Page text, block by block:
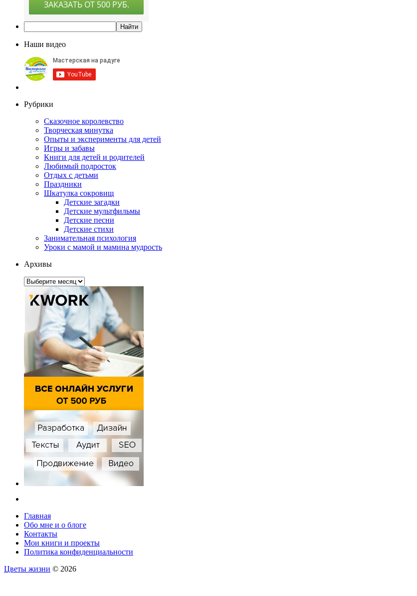
Наши видео
Рубрики
Сказочное королевство
Творческая минутка
Опыты и эксперименты для детей
Игры и забавы
Книги для детей и родителей
Любимый подросток
Отдых с детьми
Праздники
Шкатулка сокровищ
Детские загадки
Детские мультфильмы
Детские песни
Детские стихи
Занимательная психология
Уроки с мамой и мамина мудрость
Архивы
Архивы
Главная
Обо мне и о блоге
Контакты
Мои книги и проекты
Политика конфиденциальности
Цветы жизни © 2026